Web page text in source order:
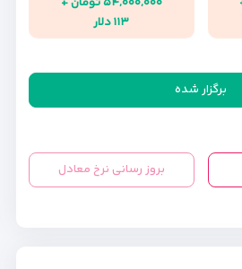
۱۱۳ دلار
برگزار شده
بروز رسانی نرخ معادل